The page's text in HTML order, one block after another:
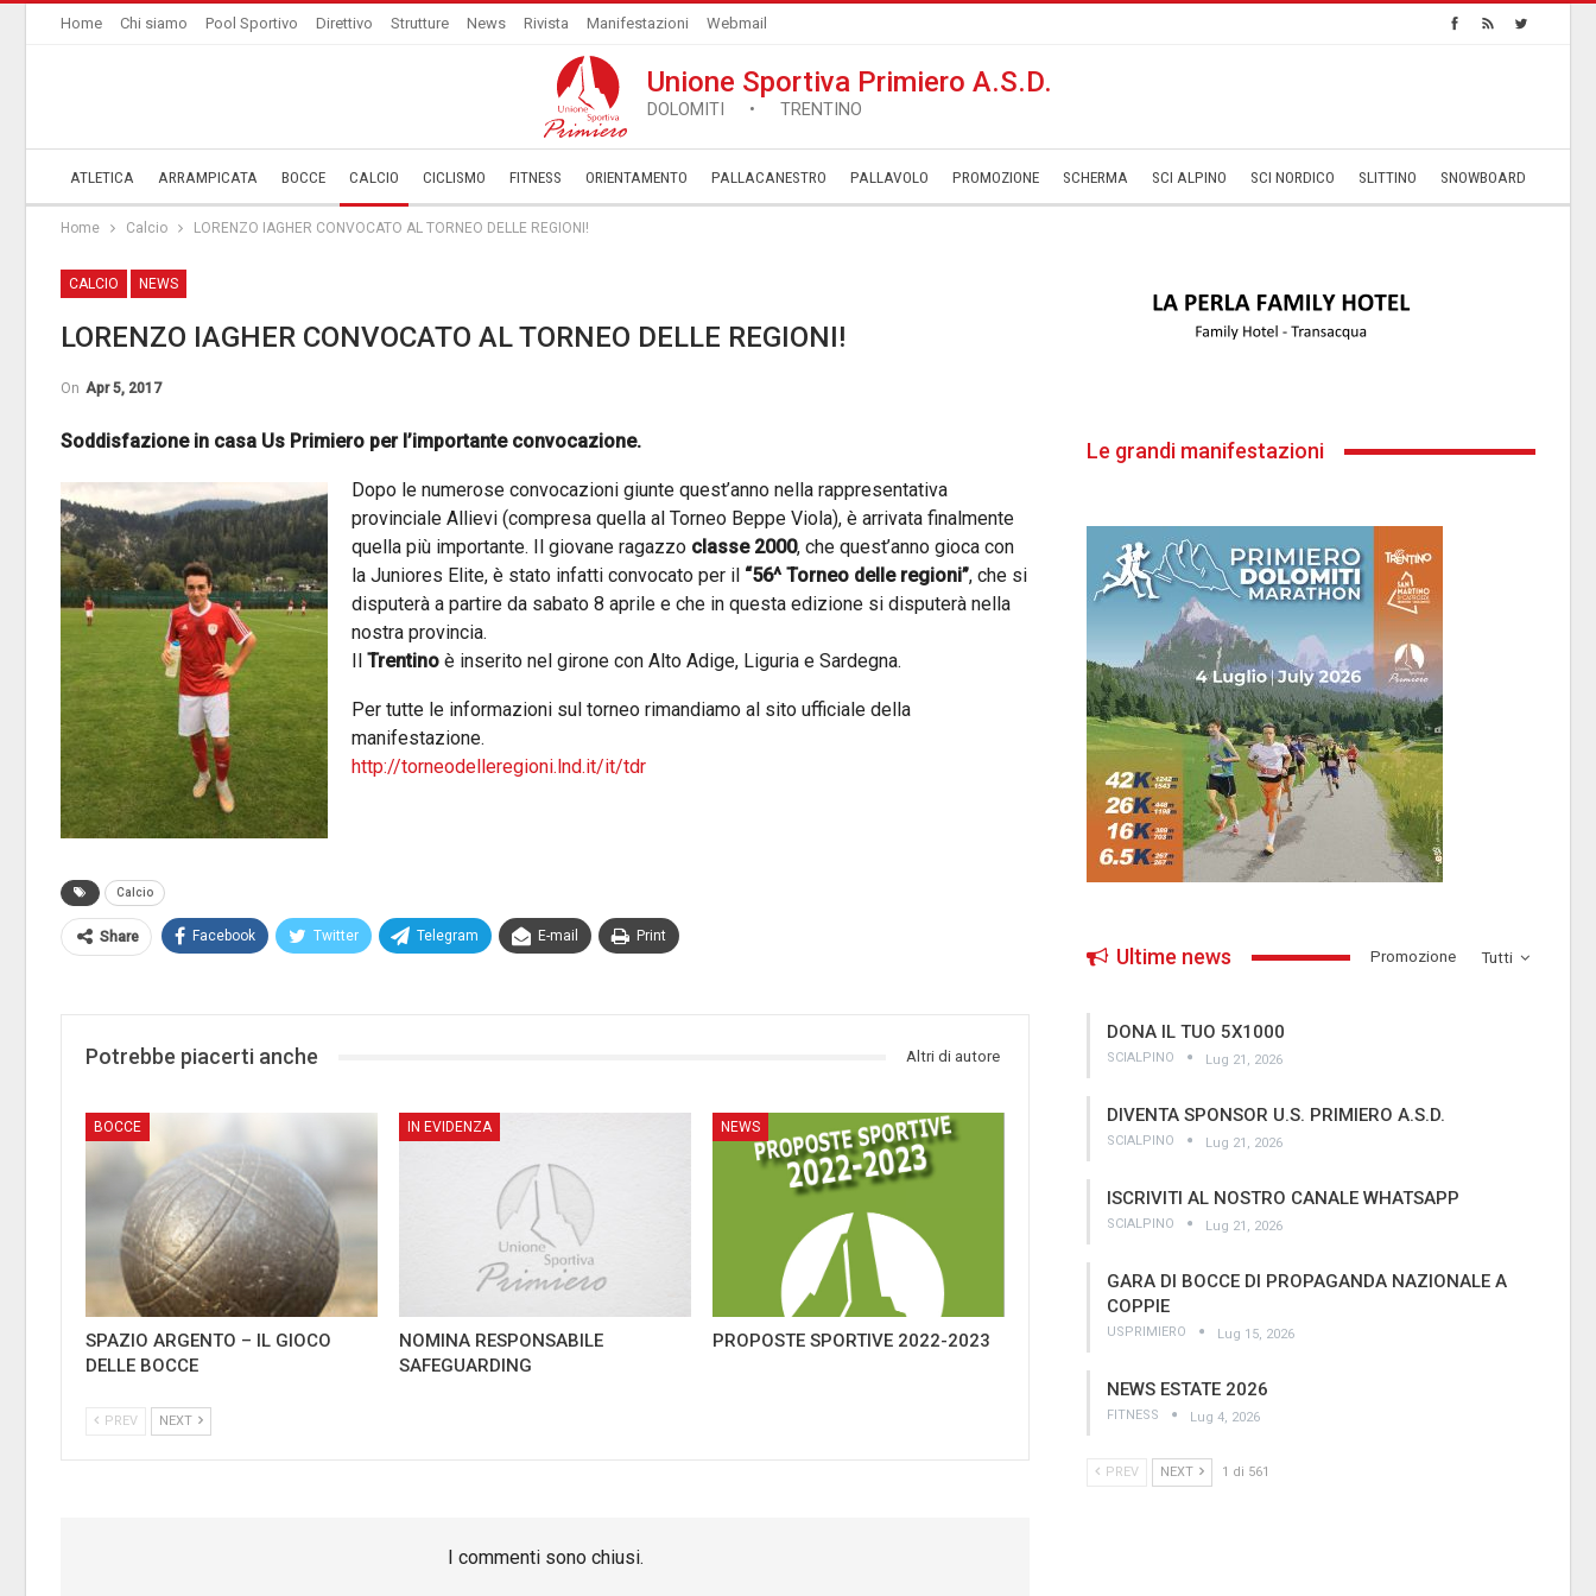
Home Chi siamo Pool Sportivo Direttivo Strutture News Rivista Manifestazioni Webmail
Unione Sportiva Primiero A.S.D.
DOLOMITI • TRENTINO
ATLETICA ARRAMPICATA BOCCE CALCIO CICLISMO FITNESS ORIENTAMENTO PALLACANESTRO PALLAVOLO ­PROMOZIONE SCHERMA SCI ALPINO SCI NORDICO SLITTINO SNOWBOARD
Home Calcio LORENZO IAGHER CONVOCATO AL TORNEO DELLE REGIONI!
CALCIO NEWS
LORENZO IAGHER CONVOCATO AL TORNEO DELLE REGIONI!
On Apr 5, 2017
Soddisfazione in casa Us Primiero per l’importante convocazione.
Dopo le numerose convocazioni giunte quest’anno nella rappresentativa
provinciale Allievi (compresa quella al Torneo Beppe Viola), è arrivata finalmente
quella più importante. Il giovane ragazzo classe 2000, che quest’anno gioca con
la Juniores Elite, è stato infatti convocato per il “56^ Torneo delle regioni”, che si
disputerà a partire da sabato 8 aprile e che in questa edizione si disputerà nella
nostra provincia.
Il Trentino è inserito nel girone con Alto Adige, Liguria e Sardegna.
Per tutte le informazioni sul torneo rimandiamo al sito ufficiale della
manifestazione.
http://torneodelleregioni.lnd.it/it/tdr
Calcio
Share Facebook Twitter Telegram E-mail Print
Potrebbe piacerti anche Altri di autore
BOCCE
SPAZIO ARGENTO – IL GIOCO
DELLE BOCCE
IN EVIDENZA
NOMINA RESPONSABILE
SAFEGUARDING
NEWS
PROPOSTE SPORTIVE 2022-2023
PREV NEXT
I commenti sono chiusi.
Le grandi manifestazioni
Tutti
Ultime news ­Promozione
DONA IL TUO 5X1000
SCIALPINO Lug 21, 2026
DIVENTA SPONSOR U.S. PRIMIERO A.S.D.
SCIALPINO Lug 21, 2026
ISCRIVITI AL NOSTRO CANALE WHATSAPP
SCIALPINO Lug 21, 2026
GARA DI BOCCE DI PROPAGANDA NAZIONALE A
COPPIE
USPRIMIERO Lug 15, 2026
NEWS ESTATE 2026
FITNESS Lug 4, 2026
PREV NEXT 1 di 561